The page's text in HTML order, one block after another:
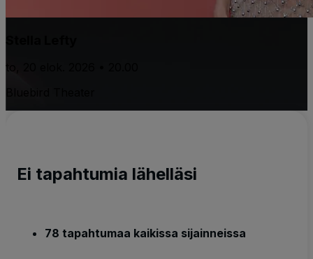
to, 20 elok. 2026 • 20.00
Ei tapahtumia lähelläsi
78 tapahtumaa kaikissa sijainneissa